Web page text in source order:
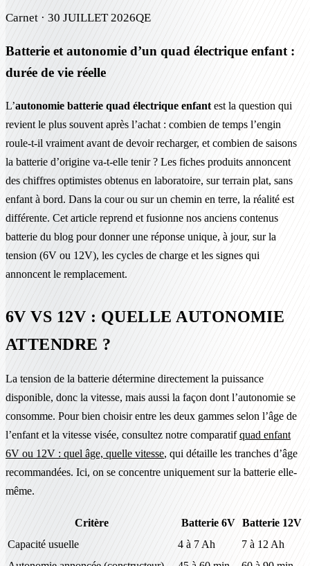
Carnet · 30 JUILLET 2026QE
Batterie et autonomie d’un quad électrique enfant :
durée de vie réelle
L’autonomie batterie quad électrique enfant est la question qui
revient le plus souvent après l’achat : combien de temps l’engin
roule-t-il vraiment avant de devoir recharger, et combien de saisons
la batterie d’origine va-t-elle tenir ? Les fiches produits annoncent
des chiffres optimistes obtenus en laboratoire, sur terrain plat, sans
enfant à bord. Dans la cour ou sur un chemin en terre, la réalité est
différente. Cet article reprend et fusionne nos anciens contenus
batterie du blog pour donner une réponse unique, à jour, sur la
tension (6V ou 12V), les cycles de charge et les signes qui
annoncent le remplacement.
6V VS 12V : QUELLE AUTONOMIE
ATTENDRE ?
La tension de la batterie détermine directement la puissance
disponible, donc la vitesse, mais aussi la façon dont l’autonomie se
consomme. Pour bien choisir entre les deux gammes selon l’âge de
l’enfant et la vitesse visée, consultez notre comparatifquad enfant
6V ou 12V : quel âge, quelle vitesse, qui détaille les tranches d’âge
recommandées. Ici, on se concentre uniquement sur la batterie elle-
même.
Critère Batterie 6V Batterie 12V
Capacité usuelle
4 à 7 Ah
7 à 12 Ah